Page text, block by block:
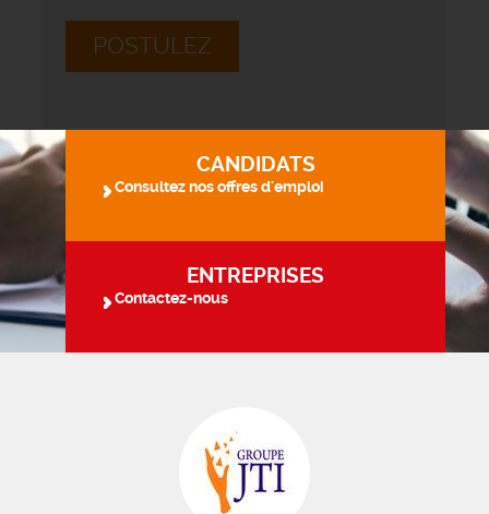
POSTULEZ
CANDIDATS
Consultez nos offres d'emploi
ENTREPRISES
Contactez-nous